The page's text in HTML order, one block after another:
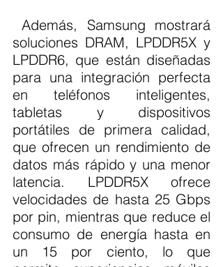
Además, Samsung mostrará
soluciones DRAM, LPDDR5X y
LPDDR6, que están diseñadas
para una integración perfecta
en teléfonos inteligentes,
tabletas y dispositivos
portátiles de primera calidad,
que ofrecen un rendimiento de
datos más rápido y una menor
latencia. LPDDR5X ofrece
velocidades de hasta 25 Gbps
por pin, mientras que reduce el
consumo de energía hasta en
un 15 por ciento, lo que